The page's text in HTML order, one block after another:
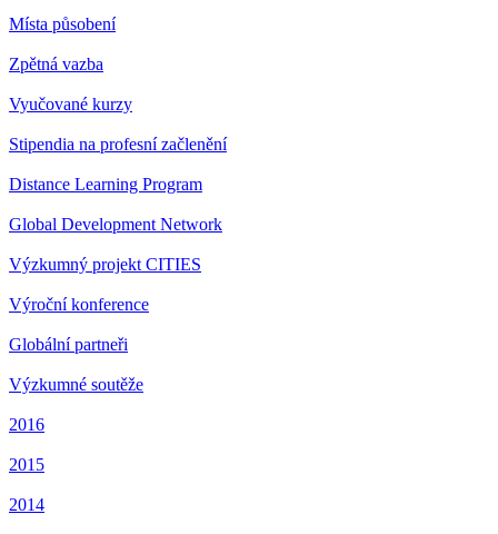
Místa působení
Zpětná vazba
Vyučované kurzy
Stipendia na profesní začlenění
Distance Learning Program
Global Development Network
Výzkumný projekt CITIES
Výroční konference
Globální partneři
Výzkumné soutěže
2016
2015
2014